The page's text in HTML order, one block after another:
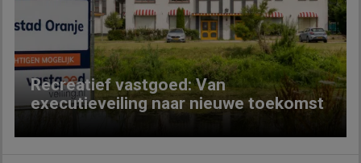
Recreatief vastgoed: Van
executieveiling naar nieuwe toekomst
Next